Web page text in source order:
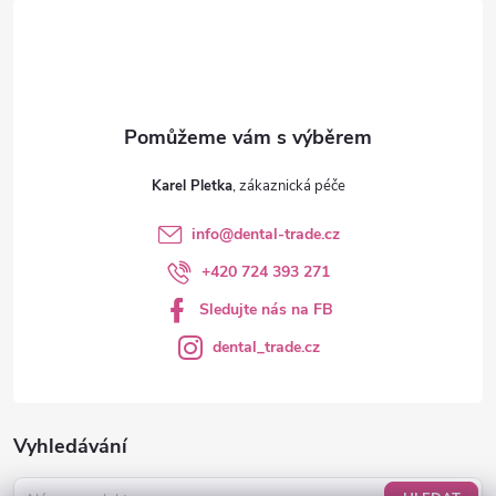
Vyhledávání
Karel Pletka
info@dental-trade.cz
+420 724 393 271
Sledujte nás na FB
dental_trade.cz